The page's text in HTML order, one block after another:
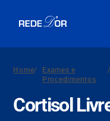
Home/
Exames e
Procedimentos
/
Cortisol